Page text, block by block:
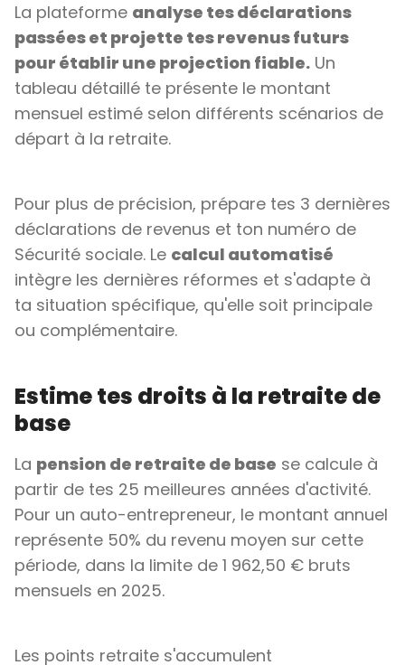
La plateforme analyse tes déclarations
passées et projette tes revenus futurs
pour établir une projection fiable. Un
tableau détaillé te présente le montant
mensuel estimé selon différents scénarios de
départ à la retraite.
Pour plus de précision, prépare tes 3 dernières
déclarations de revenus et ton numéro de
Sécurité sociale. Le calcul automatisé
intègre les dernières réformes et s'adapte à
ta situation spécifique, qu'elle soit principale
ou complémentaire.
Estime tes droits à la retraite de
base
La pension de retraite de base se calcule à
partir de tes 25 meilleures années d'activité.
Pour un auto-entrepreneur, le montant annuel
représente 50% du revenu moyen sur cette
période, dans la limite de 1 962,50 € bruts
mensuels en 2025.
Les points retraite s'accumulent